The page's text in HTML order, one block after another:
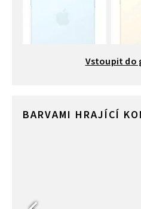
Vstoupit do
BARVAMI HRAJÍCÍ